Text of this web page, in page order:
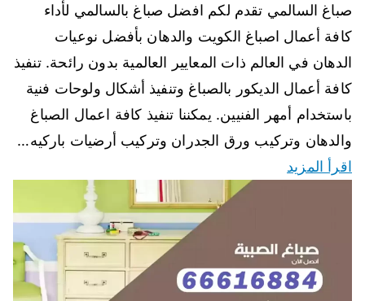
صباغ السالمي تقدم لكم افضل صباغ بالسالمي لأداء
كافة أعمال اصباغ الكويت والدهان بأفضل نوعيات
الدهان في العالم ذات المعايير العالمية بدون رائحة. تنفيذ
كافة أعمال الديكور بالصباغ وتنفيذ أشكال ولوحات فنية
باستخدام أمهر الفنيين. يمكننا تنفيذ كافة اعمال الصباغ
والدهان وتركيب ورق الجدران وتركيب أرضيات باركيه…
اقرأ المزيد